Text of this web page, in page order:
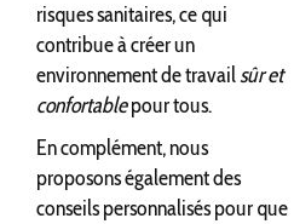
risques sanitaires, ce qui
contribue à créer un
environnement de travailsûr et
confortablepour tous.
En complément, nous
proposons également des
conseils personnalisés pour que